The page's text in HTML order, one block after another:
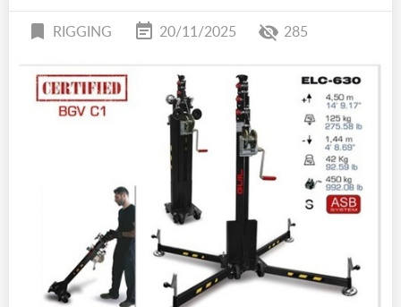
RIGGING 20/11/2025 285